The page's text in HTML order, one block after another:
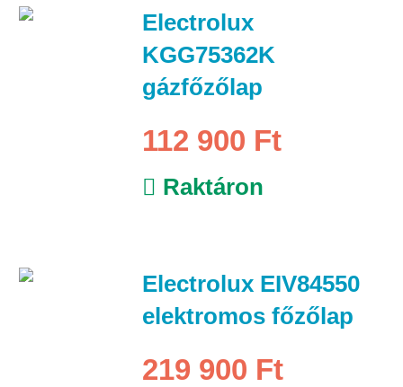
Electrolux
KGG75362K
gázfőzőlap
112 900 Ft
Raktáron
Electrolux EIV84550
elektromos főzőlap
219 900 Ft